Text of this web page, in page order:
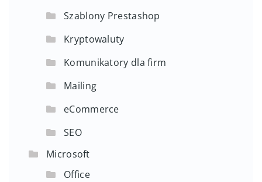
Szablony Prestashop
Kryptowaluty
Komunikatory dla firm
Mailing
eCommerce
SEO
Microsoft
Office